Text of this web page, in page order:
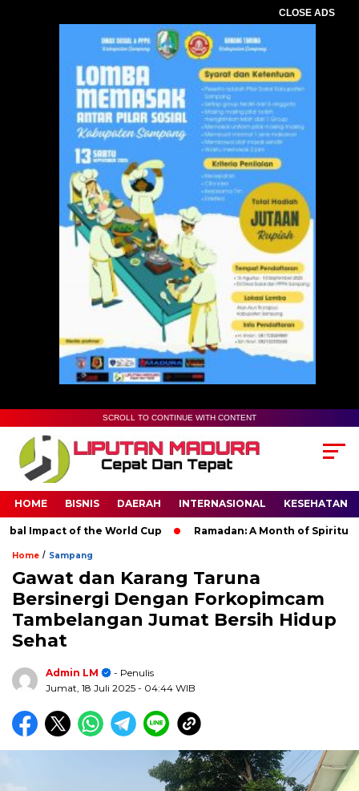
CLOSE ADS
SCROLL TO CONTINUE WITH CONTENT
HOME BISNIS DAERAH INTERNASIONAL KESEHATAN
of the World Cup Ramadan: A Month of Spiritual
Home / Sampang
Gawat dan Karang Taruna
Bersinergi Dengan Forkopimcam
Tambelangan Jumat Bersih Hidup
Sehat
Admin LM
- Penulis
Jumat, 18 Juli 2025 - 04:44 WIB